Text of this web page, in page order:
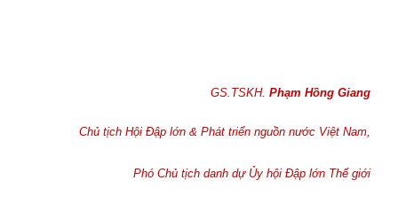
GS.TSKH. Phạm Hồng Giang
Chủ tịch Hội Đập lớn & Phát triển nguồn nước Việt Nam,
Phó Chủ tịch danh dự Ủy hội Đập lớn Thế giới